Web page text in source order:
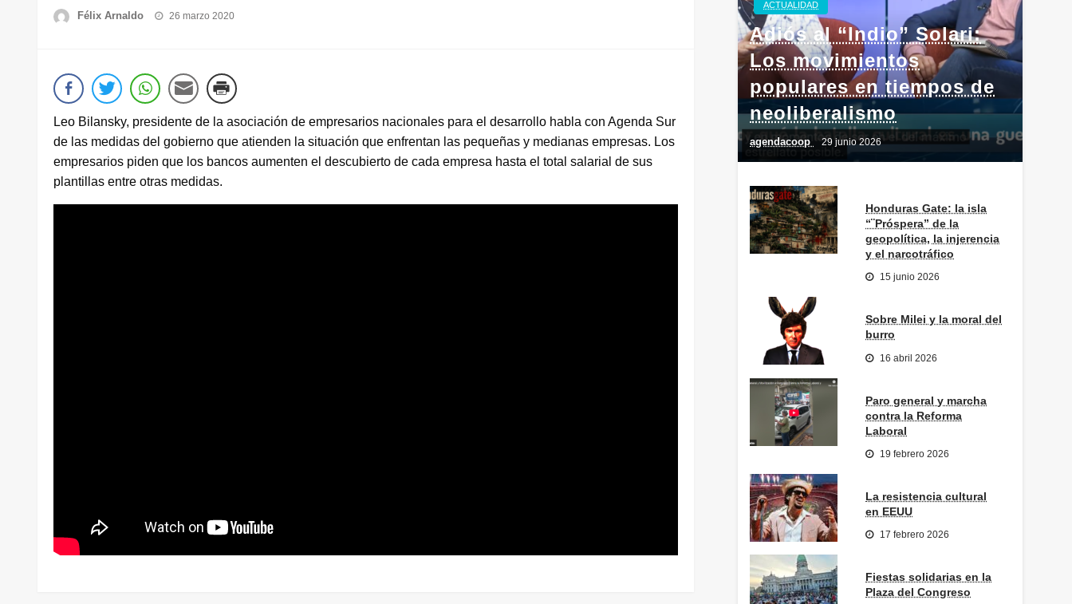
Félix Arnaldo
Publicado
26 marzo 2020
Leo Bilansky, presidente de la asociación de empresarios nacionales para el desarrollo habla con Agenda Sur
de las medidas del gobierno que atienden la situación que enfrentan las pequeñas y medianas empresas. Los
empresarios piden que los bancos aumenten el descubierto de cada empresa hasta el total salarial de sus
plantillas entre otras medidas.
ACTUALIDAD
Adiós al “Indio” Solari:
Los movimientos
populares en tiempos de
neoliberalismo
agendacoop 29 junio 2026
Honduras Gate: la isla
“¨Próspera” de la
geopolítica, la injerencia
y el narcotráfico
15 junio 2026
Sobre Milei y la moral del
burro
16 abril 2026
Paro general y marcha
contra la Reforma
Laboral
19 febrero 2026
La resistencia cultural
en EEUU
17 febrero 2026
Fiestas solidarias en la
Plaza del Congreso